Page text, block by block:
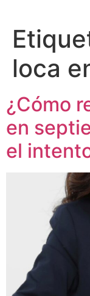
loca
¿Cómo
en
el